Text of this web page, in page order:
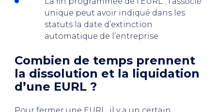
unique peut avoir indiqué dans les
statuts la date d’extinction
automatique de l’entreprise.
Combien de temps prennent
la dissolution et la liquidation
d’une EURL ?